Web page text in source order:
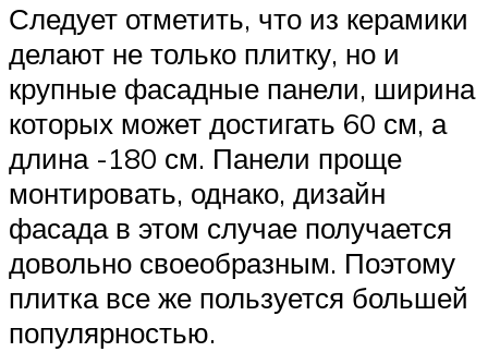
Следует отметить, что из керамики
делают не только плитку, но и
крупные фасадные панели, ширина
которых может достигать 60 см, а
длина -180 см. Панели проще
монтировать, однако, дизайн
фасада в этом случае получается
довольно своеобразным. Поэтому
плитка все же пользуется большей
популярностью.